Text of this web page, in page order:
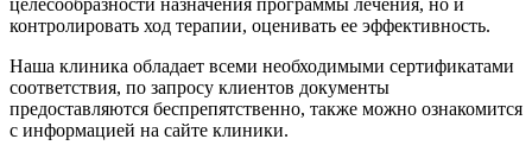
целесообразности назначения программы лечения, но и
контролировать ход терапии, оценивать ее эффективность.
Наша клиника обладает всеми необходимыми сертификатами
соответствия, по запросу клиентов документы
предоставляются беспрепятственно, также можно ознакомится
с информацией на сайте клиники.